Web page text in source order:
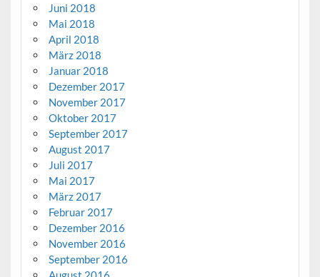
Juni 2018
Mai 2018
April 2018
März 2018
Januar 2018
Dezember 2017
November 2017
Oktober 2017
September 2017
August 2017
Juli 2017
Mai 2017
März 2017
Februar 2017
Dezember 2016
November 2016
September 2016